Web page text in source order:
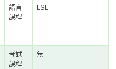
語言
課程
ESL
考試
課程
無